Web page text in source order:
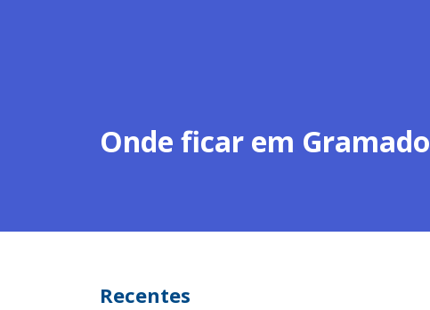
Onde ficar em Gramado
Recentes